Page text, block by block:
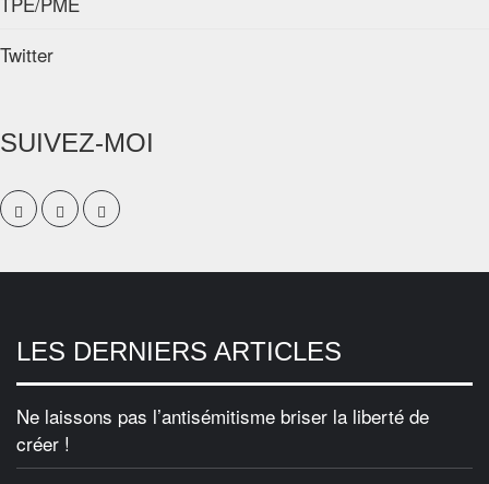
Twitter
SUIVEZ-MOI
LES DERNIERS ARTICLES
Ne laissons pas l’antisémitisme briser la liberté de
créer !